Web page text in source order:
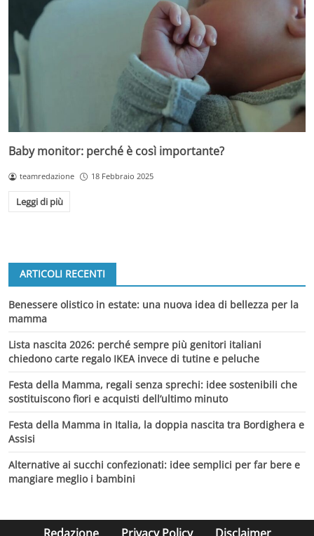
Baby monitor: perché è così importante?
teamredazione 18 Febbraio 2025
Leggi di più
ARTICOLI RECENTI
Benessere olistico in estate: una nuova idea di bellezza per la
mamma
Lista nascita 2026: perché sempre più genitori italiani
chiedono carte regalo IKEA invece di tutine e peluche
Festa della Mamma, regali senza sprechi: idee sostenibili che
sostituiscono fiori e acquisti dell’ultimo minuto
Festa della Mamma in Italia, la doppia nascita tra Bordighera e
Assisi
Alternative ai succhi confezionati: idee semplici per far bere e
mangiare meglio i bambini